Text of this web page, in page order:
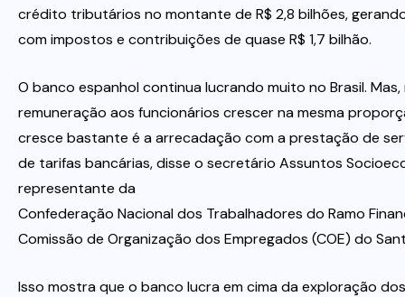
crédito tributários no montante de R$ 2,8 bilhões,
com impostos e contribuições de quase R$ 1,7 bilhão.
O banco espanhol continua lucrando muito no Brasil.
remuneração aos funcionários crescer na mesma
cresce bastante é a arrecadação com a prestação de
de tarifas bancárias, disse o secretário Assuntos
representante da
Confederação Nacional dos Trabalhadores do Ramo
Comissão de Organização dos Empregados (COE) do
Isso mostra que o banco lucra em cima da exploração